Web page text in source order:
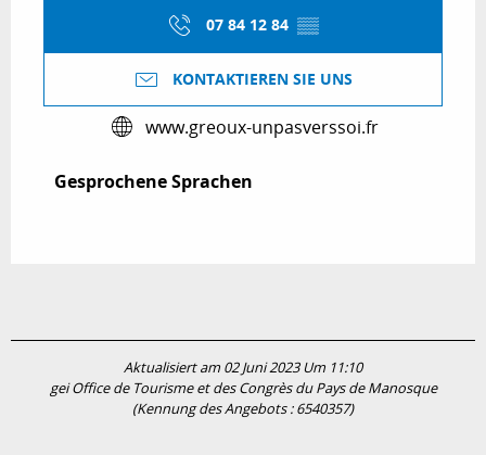
07 84 12 84 ▒▒
KONTAKTIEREN SIE UNS
www.greoux-unpasverssoi.fr
Gesprochene Sprachen
Gesprochene Sprachen
Aktualisiert am 02 Juni 2023 Um 11:10
gei Office de Tourisme et des Congrès du Pays de Manosque
(Kennung des Angebots :6540357)